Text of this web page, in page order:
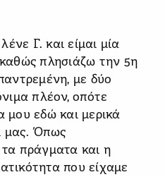
Γ. και είμαι μία
πλησιάζω την 5η
με δύο
πλέον, οπότε
μου εδώ και μερικά
μας. Όπως
τα πράγματα και η
που είχαμε